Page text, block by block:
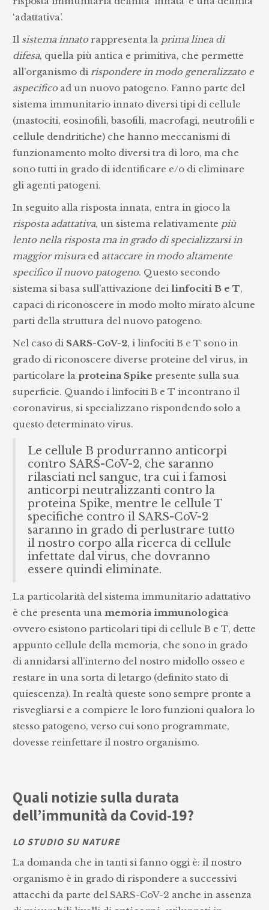
‘adattativa’.
Il sistema innatorappresenta la prima linea di
difesa, quella più antica e primitiva, che permette
all’organismo dirispondere in modo generalizzato e
aspecifico ad un nuovo patogeno. Fanno parte del
sistema immunitario innato diversi tipi di cellule
(mastociti, eosinofili, basofili, macrofagi, neutrofili e
cellule dendritiche) che hanno meccanismi di
funzionamento molto diversi tra di loro, ma che
sono tutti in grado di identificare e/o di eliminare
gli agenti patogeni.
In seguito alla risposta innata, entra in gioco la
risposta adattativa, un sistema relativamente più
lento nella risposta ma in grado di specializzarsi in
maggior misuraed attaccare in modo altamente
specifico il nuovo patogeno. Questo secondo
sistema si basa sull’attivazione deilinfociti B e T,
capaci di riconoscere in modo molto mirato alcune
parti della struttura del nuovo patogeno.
Nel caso di SARS-CoV-2, i linfociti B e T sono in
grado di riconoscere diverse proteine del virus, in
particolare laproteina Spike presente sulla sua
superficie. Quando i linfociti B e T incontrano il
coronavirus, si specializzano rispondendo solo a
questo determinato virus.
Le cellule B produrranno anticorpi
contro SARS-CoV-2, che saranno
rilasciati nel sangue, tra cui i famosi
anticorpi neutralizzanti contro la
proteina Spike, mentre le cellule T
specifiche contro il SARS-CoV-2
saranno in grado di perlustrare tutto
il nostro corpo alla ricerca di cellule
infettate dal virus, che dovranno
essere quindi eliminate.
La particolarità del sistema immunitario adattativo
è che presenta unamemoria immunologica
ovvero esistono particolari tipi di cellule B e T, dette
appunto cellule della memoria, che sono in grado
di annidarsi all’interno del nostro midollo osseo e
restare in una sorta di letargo (definito stato di
quiescenza). In realtà queste sono sempre pronte a
risvegliarsi e a compiere le loro funzioni qualora lo
stesso patogeno, verso cui sono programmate,
dovesse reinfettare il nostro organismo.
Quali notizie sulla durata
dell’immunità da Covid-19?
LO STUDIO SU NATURE
La domanda che in tanti si fanno oggi è: il nostro
organismo è in grado di rispondere a successivi
attacchi da parte del SARS-CoV-2 anche in assenza